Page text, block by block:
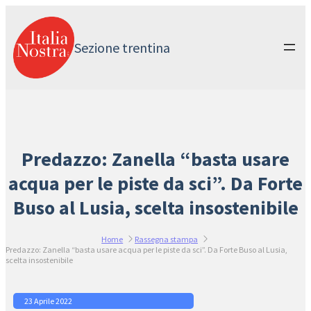
contenuto
Sezione trentina
Predazzo: Zanella “basta usare
acqua per le piste da sci”. Da Forte
Buso al Lusia, scelta insostenibile
Home
Rassegna stampa
Predazzo: Zanella “basta usare acqua per le piste da sci”. Da Forte Buso al Lusia,
scelta insostenibile
23 Aprile 2022